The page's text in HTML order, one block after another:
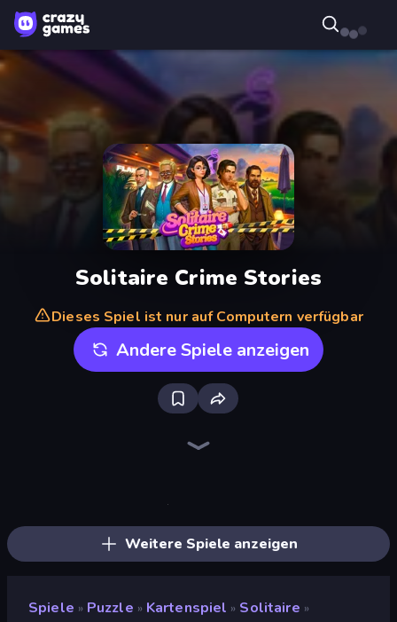
Solitaire Crime Stories
Dieses Spiel ist nur auf Computern verfügbar
Andere Spiele anzeigen
Social Solitaire
Nébula Tarot Cat
Weitere Spiele anzeigen
Spiele » Puzzle » Kartenspiel » Solitaire »